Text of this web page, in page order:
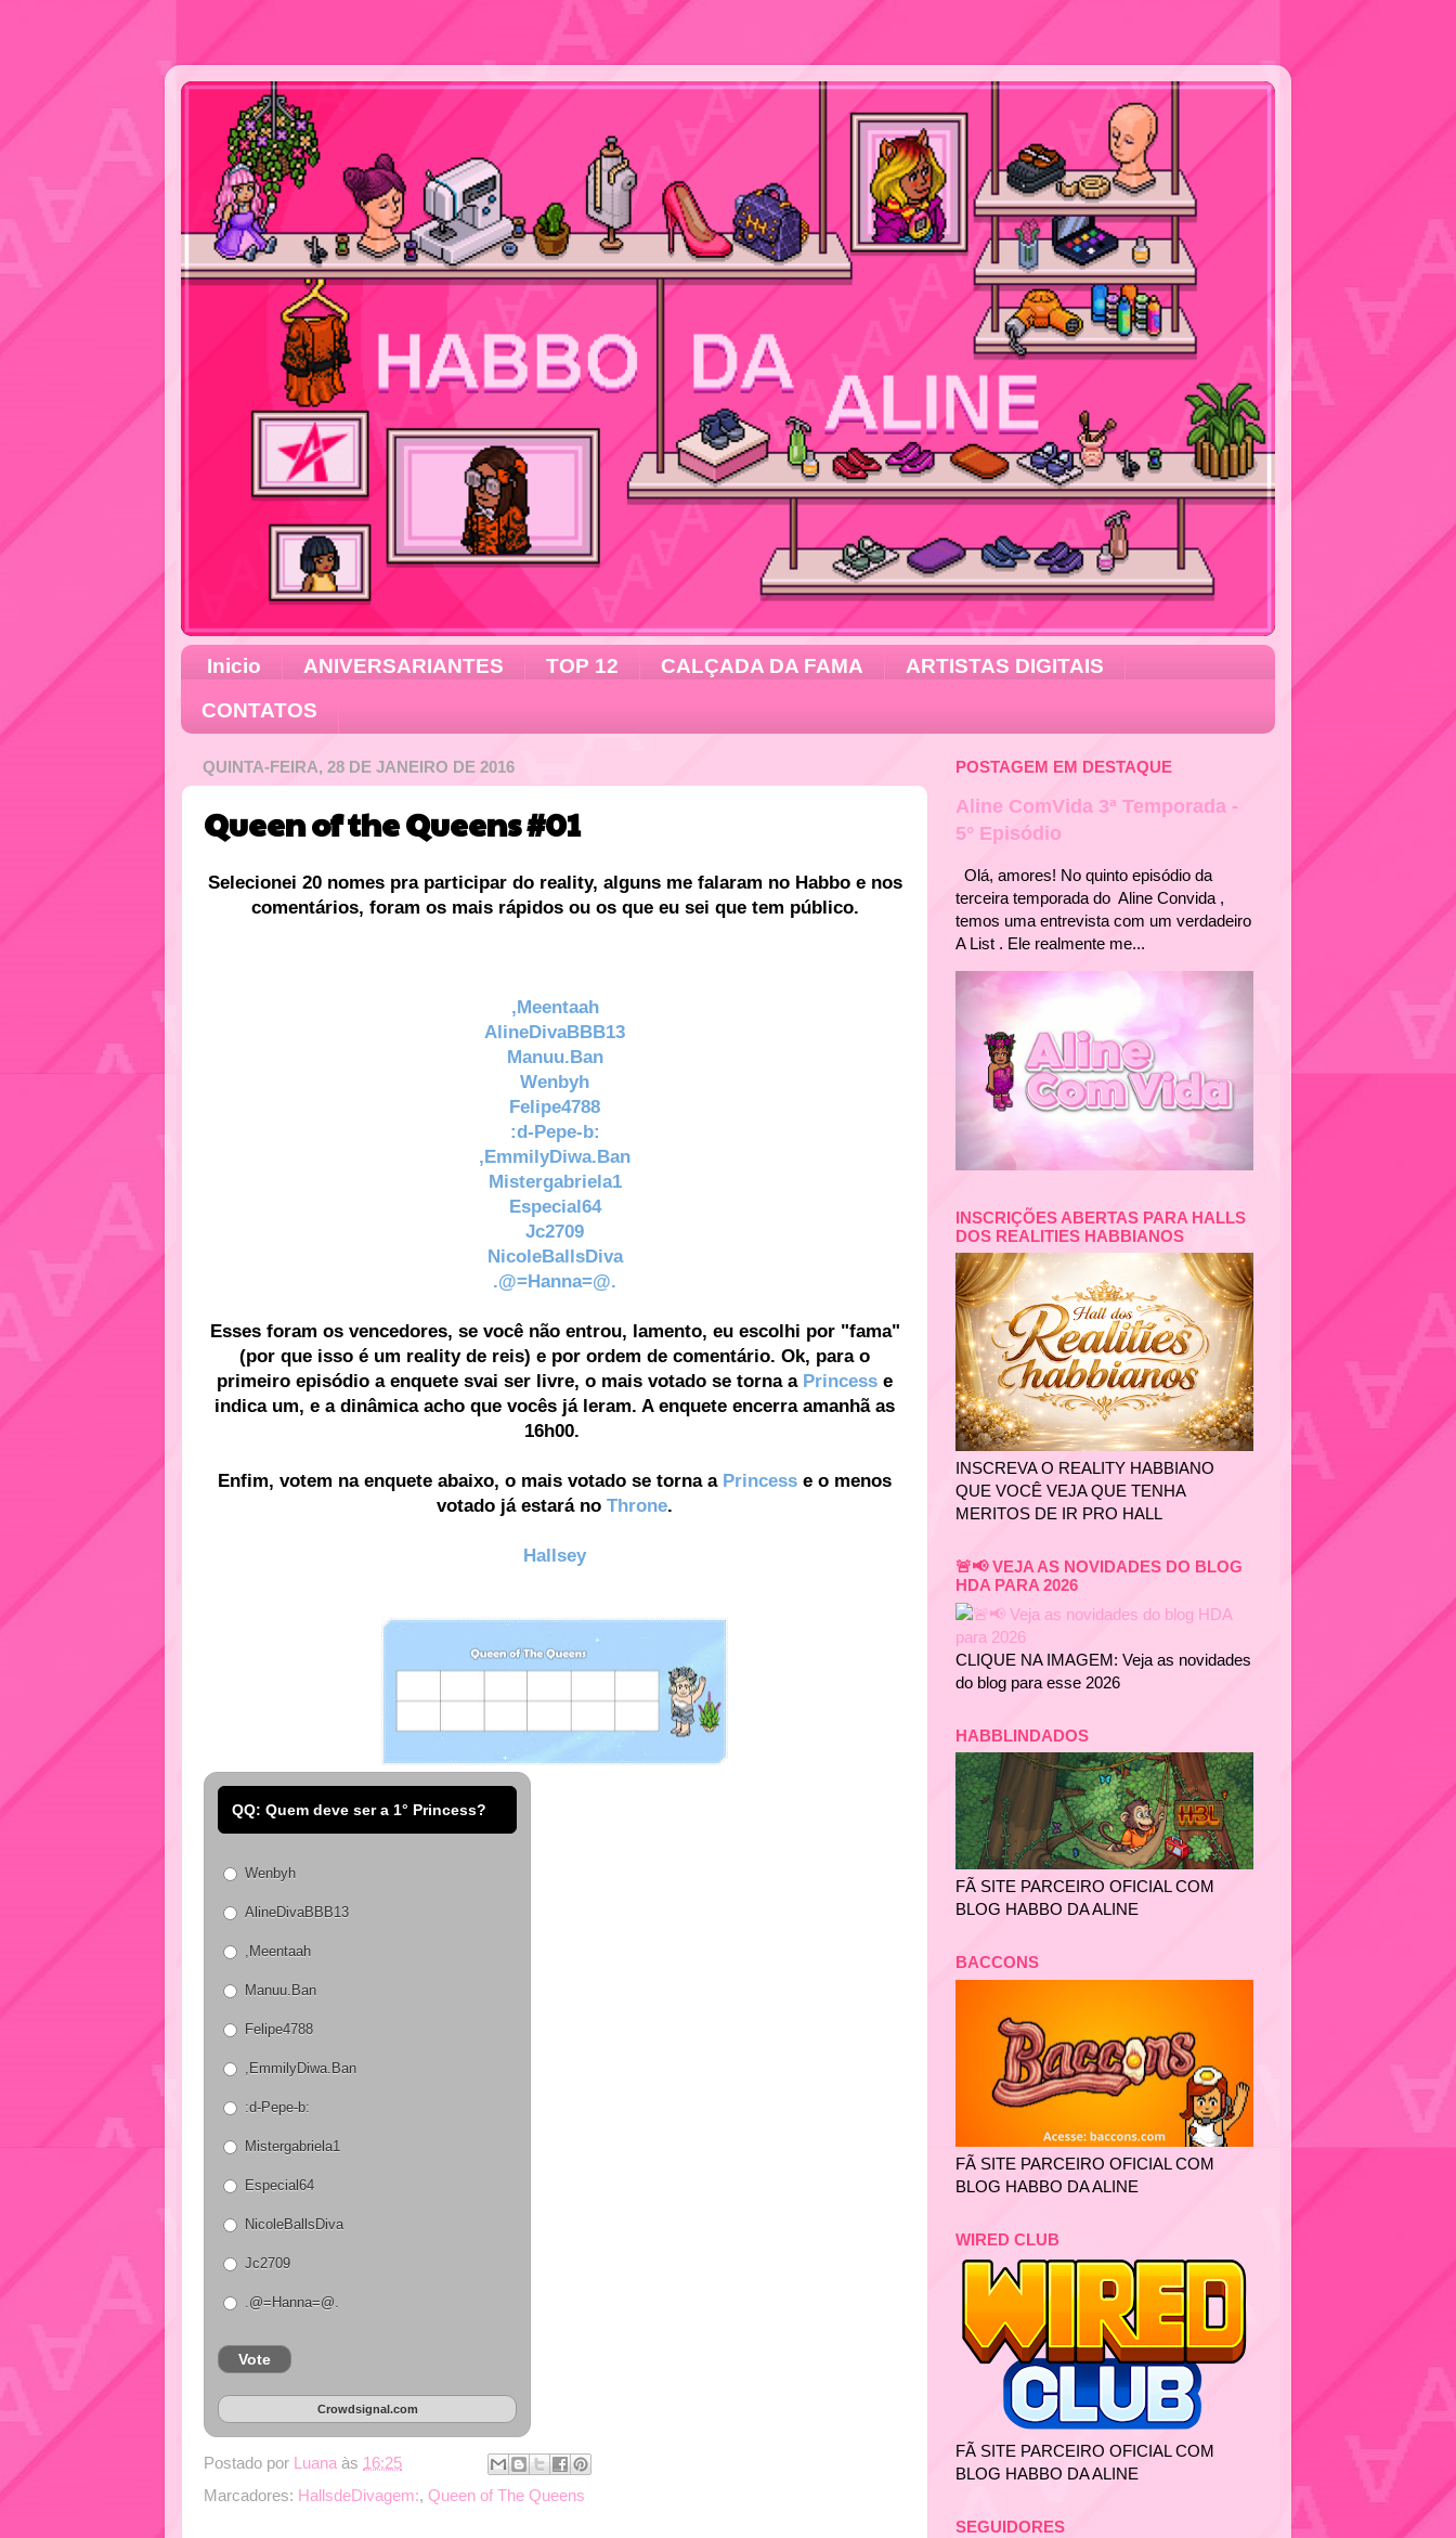
Inicio ANIVERSARIANTES TOP 12 CALÇADA DA FAMA
ARTISTAS DIGITAIS
CONTATOS
QUINTA-FEIRA, 28 DE JANEIRO DE 2016
Queen of the Queens #01
Selecionei 20 nomes pra participar do reality, alguns me falaram no Habbo e nos
comentários, foram os mais rápidos ou os que eu sei que tem público.
,Meentaah
AlineDivaBBB13
Manuu.Ban
Wenbyh
Felipe4788
:d-Pepe-b:
,EmmilyDiwa.Ban
Mistergabriela1
Especial64
Jc2709
NicoleBallsDiva
.@=Hanna=@.
Esses foram os vencedores, se você não entrou, lamento, eu escolhi por "fama"
(por que isso é um reality de reis) e por ordem de comentário. Ok, para o
primeiro episódio a enquete svai ser livre, o mais votado se torna a Princess e
indica um, e a dinâmica acho que vocês já leram. A enquete encerra amanhã as
16h00.
Enfim, votem na enquete abaixo, o mais votado se torna a Princess e o menos
votado já estará no Throne.
Hallsey
QQ: Quem deve ser a 1° Princess?
Wenbyh
AlineDivaBBB13
,Meentaah
Manuu.Ban
Felipe4788
,EmmilyDiwa.Ban
:d-Pepe-b:
Mistergabriela1
Especial64
NicoleBallsDiva
Jc2709
.@=Hanna=@.
Vote
Crowdsignal.com
Postado por Luana às 16:25
Marcadores: HallsdeDivagem:, Queen of The Queens
POSTAGEM EM DESTAQUE
Aline ComVida 3ª Temporada -
5° Episódio
Olá, amores! No quinto episódio da
terceira temporada do Aline Convida ,
temos uma entrevista com um verdadeiro
A List . Ele realmente me...
INSCRIÇÕES ABERTAS PARA HALLS
DOS REALITIES HABBIANOS
INSCREVA O REALITY HABBIANO
QUE VOCÊ VEJA QUE TENHA
MERITOS DE IR PRO HALL
🚨📢 VEJA AS NOVIDADES DO BLOG
HDA PARA 2026
CLIQUE NA IMAGEM: Veja as novidades
do blog para esse 2026
HABBLINDADOS
FÃ SITE PARCEIRO OFICIAL COM
BLOG HABBO DA ALINE
BACCONS
FÃ SITE PARCEIRO OFICIAL COM
BLOG HABBO DA ALINE
WIRED CLUB
FÃ SITE PARCEIRO OFICIAL COM
BLOG HABBO DA ALINE
SEGUIDORES